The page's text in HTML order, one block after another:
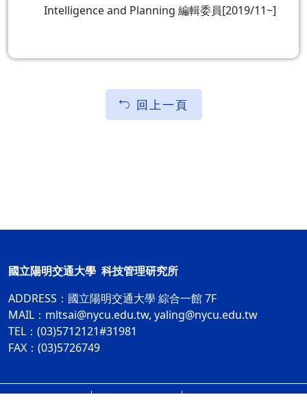
Intelligence and Planning 編輯委員[2019/11~]
回上一頁
國立陽明交通大學 科技管理研究所
ADDRESS： 國立陽明交通大學 綜合一館 7F
MAIL： mltsai@nycu.edu.tw, yaling@nycu.edu.tw
TEL：(03)5712121#31981
FAX：(03)5726749